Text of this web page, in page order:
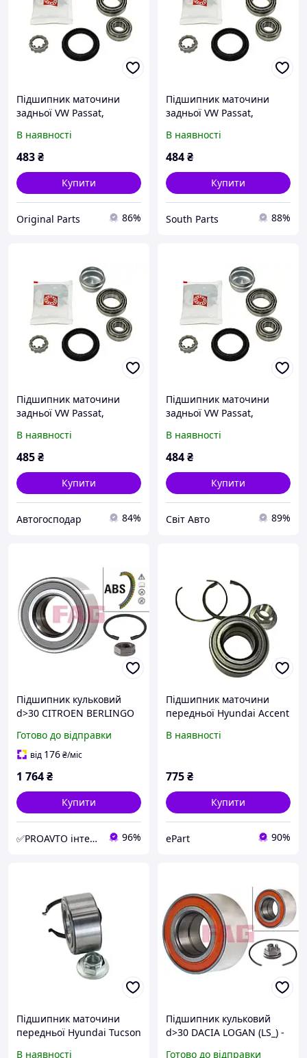
Підшипник маточини
задньої VW Passat,
В наявності
483₴
Купити
Original Parts 86%
Підшипник маточини
задньої VW Passat,
В наявності
484₴
Купити
South Parts 88%
Підшипник маточини
задньої VW Passat,
В наявності
485₴
Купити
Автогосподар 84%
Підшипник маточини
задньої VW Passat,
В наявності
484₴
Купити
Свiт Авто 89%
Підшипник кульковий
d>30 CITROEN BERLINGO
(2008.04->); FRONT (L/R) FG
713 6307 60
Готово до відправки
від 176₴/міс
1 764₴
Купити
✅PROAVTO інтернет-магазин автозапчастин 96%
Підшипник маточини
передньої Hyundai Accent
, 713619510
В наявності
775₴
Купити
ePart 90%
Підшипник маточини
передньої Hyundai Tucson
В наявності
Підшипник кульковий
d>30 DACIA LOGAN (LS_) -
Готово до відправки